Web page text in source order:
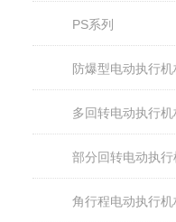
PS系列
防爆型电动执行机
多回转电动执行机
部分回转电动执行
角行程电动执行机